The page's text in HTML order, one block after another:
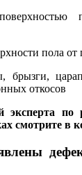
пола от
брызги,
откосов
по
смотрите в